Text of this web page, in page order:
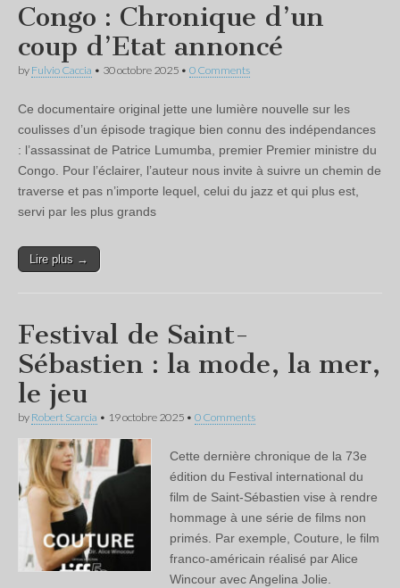
Congo : Chronique d’un
coup d’Etat annoncé
by Fulvio Caccia • 30 octobre 2025 • 0 Comments
Ce documentaire original jette une lumière nouvelle sur les
coulisses d’un épisode tragique bien connu des indépendances
: l’assassinat de Patrice Lumumba, premier Premier ministre du
Congo. Pour l’éclairer, l’auteur nous invite à suivre un chemin de
traverse et pas n’importe lequel, celui du jazz et qui plus est,
servi par les plus grands
Lire plus →
Festival de Saint-
Sébastien : la mode, la mer,
le jeu
by Robert Scarcia • 19 octobre 2025 • 0 Comments
Cette dernière chronique de la 73e
édition du Festival international du
film de Saint-Sébastien vise à rendre
hommage à une série de films non
primés. Par exemple, Couture, le film
franco-américain réalisé par Alice
Wincour avec Angelina Jolie.